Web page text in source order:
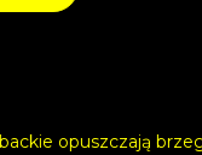
opuszczają